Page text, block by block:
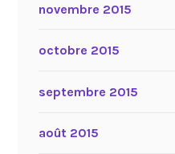
novembre 2015
octobre 2015
septembre 2015
août 2015